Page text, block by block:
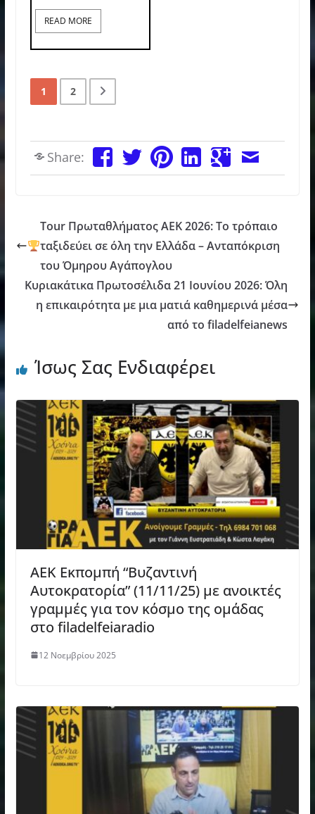
READ MORE
1 2
Share:
Tour Πρωταθλήματος ΑΕΚ 2026: Το τρόπαιο
ταξιδεύει σε όλη την Ελλάδα – Ανταπόκριση
του Όμηρου Αγάπογλου
Κυριακάτικα Πρωτοσέλιδα 21 Ιουνίου 2026: Όλη
η επικαιρότητα με μια ματιά καθημερινά μέσα
από το filadelfeianews
Ίσως Σας Ενδιαφέρει
AEK Εκπομπή “Βυζαντινή
Αυτοκρατορία” (11/11/25) με ανοικτές
γραμμές για τον κόσμο της ομάδας
στο filadelfeiaradio
12 Νοεμβρίου 2025